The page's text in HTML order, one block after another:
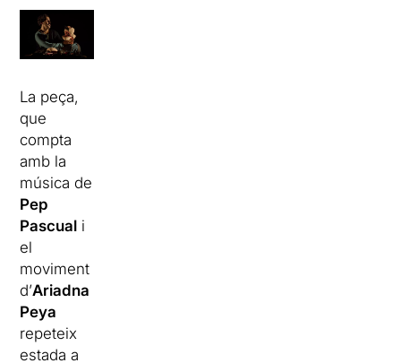
La peça,
que
compta
amb la
música de
Pep
Pascual i
el
moviment
d’Ariadna
Peya
repeteix
estada a